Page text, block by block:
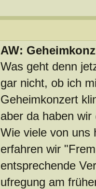
AW:
Was geht denn
gar nicht, ob ich
Geheimkonzert
aber da haben
Wie viele von uns
erfahren wir
entsprechende
ufregung am